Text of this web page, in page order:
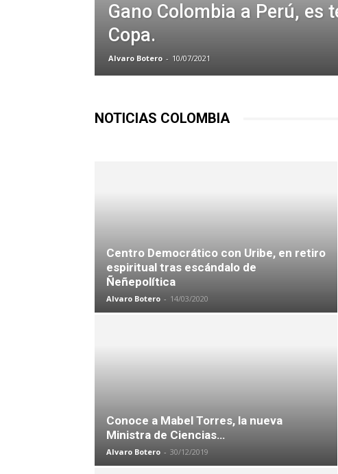
Gano Colombia a Perú, es
Copa.
Alvaro Botero - 10/07/2021
NOTICIAS COLOMBIA
Centro Democrático con Uribe, en retiro
espiritual tras escándalo de
Ñeñepolítica
Alvaro Botero - 14/03/2020
Conoce a Mabel Torres, la nueva
Ministra de Ciencias…
Alvaro Botero - 30/12/2019